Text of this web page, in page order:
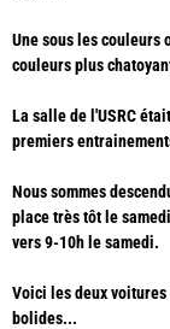
Une sous les couleurs
couleurs plus
La salle de l'USRC
premiers
Nous sommes
place très tôt le
vers 9-10h le samedi.
Voici les deux
bolides...